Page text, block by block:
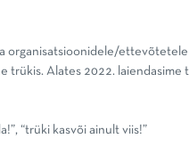
organisatsioonidele/
Alates 2022.
“trüki kasvõi ainult viis!”